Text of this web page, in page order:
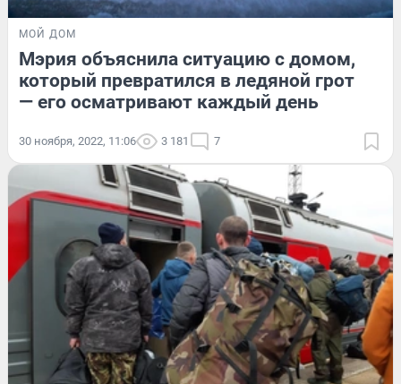
МОЙ ДОМ
Мэрия объяснила ситуацию с домом,
который превратился в ледяной грот
— его осматривают каждый день
30 ноября, 2022, 11:06 3 181 7